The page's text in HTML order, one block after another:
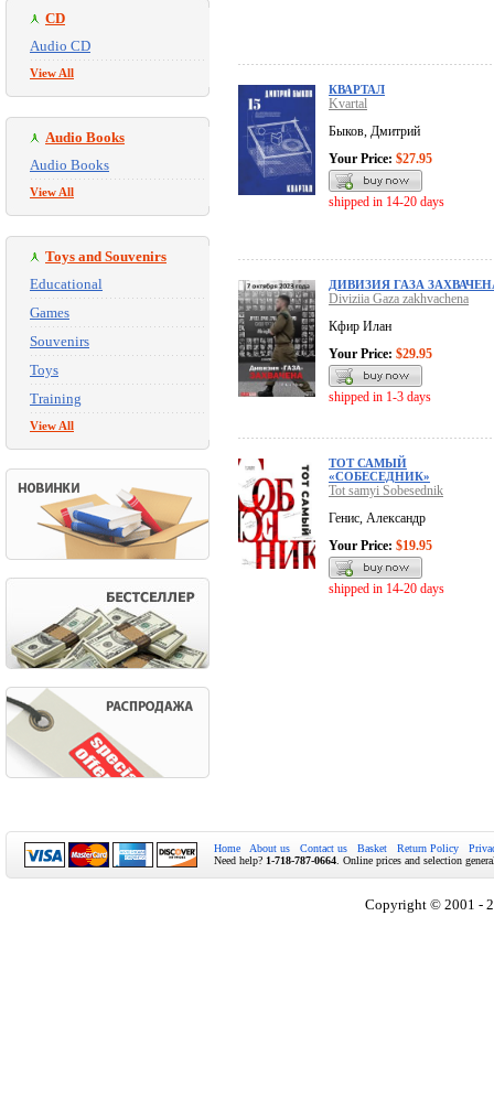
CD
Audio CD
View All
Audio Books
Audio Books
View All
Toys and Souvenirs
Educational
Games
Souvenirs
Toys
Training
View All
КВАРТАЛ
Kvartal
Быков, Дмитрий
Your Price: $27.95
shipped in 14-20 days
ДИВИЗИЯ ГАЗА
Diviziia Gaza zakhvachena
Кфир Илан
Your Price: $29.95
shipped in 1-3 days
ТОТ САМЫЙ
«СОБЕСЕДНИК»
Tot samyi Sobesednik
Генис, Александр
Your Price: $19.95
shipped in 14-20 days
Home About us Contact us Basket Return Policy
Need help? 1-718-787-0664 . Online prices and selection
Copyright © 2001 -